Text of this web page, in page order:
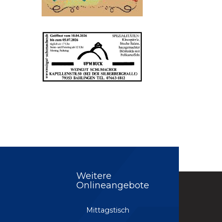
Weitere
Onlineangebote
Mittagstisch